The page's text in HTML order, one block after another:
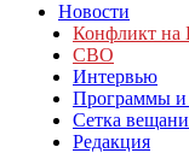
Новости
Конфликт на
СВО
Интервью
Программы и
Сетка
Редакция